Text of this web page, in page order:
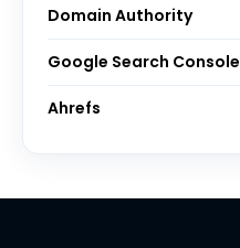
Domain Authority
Google Search Console
Ahrefs